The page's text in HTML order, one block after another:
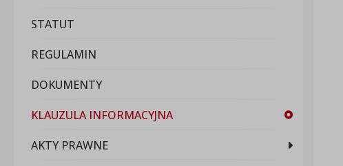
STATUT
REGULAMIN
DOKUMENTY
KLAUZULA INFORMACYJNA
AKTY PRAWNE